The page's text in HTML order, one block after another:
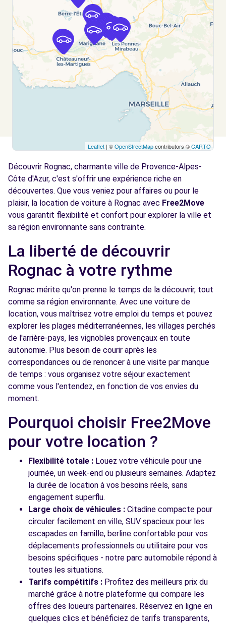
VITROLLES, 13127
Free2move Rent - S&You AIRPORT MRS -
MARIGNANE (C)
km
67 AVENUE DU 8 MAI 1945 - BP 209
Free2move Rent - S&You AIRPORT MRS -
8.1
67 AVENUE DU 8 MAI 1945 - BP 209
MARIGNANE CEDEX, FR-13, 13700
Voir l'agence
Free2move Rent - APS VITROLLES -
VITROLLES (C)
88 BD DE L EUROPE
VITROLLES, 13127
Voir l'agence
Free2move Rent - S&You AIRPORT MRS -
MARIGNANE (P)
8.5
67 AVENUE DU 8 MAI 1945 - BP 209
MARIGNANE, FR-13, 13700
Free2Move Rent - AFAG INNOVATION - LES
PENNES-MIRABEAU (C)
9.4
LES PENNES-MIRABEAU, 13170
Voir l'agence
Voir toutes les agences
Leaflet | ©OpenStreetMapcontributors ©CARTO
Découvrir Rognac, charmante ville de Provence-Alpes-
Côte d'Azur, c'est s'offrir une expérience riche en
découvertes. Que vous veniez pour affaires ou pour le
plaisir, la location de voiture à Rognac avec Free2Move
vous garantit flexibilité et confort pour explorer la ville et
sa région environnante sans contrainte.
La liberté de découvrir
Rognac à votre rythme
Rognac mérite qu'on prenne le temps de la découvrir, tout
comme sa région environnante. Avec une voiture de
location, vous maîtrisez votre emploi du temps et pouvez
explorer les plages méditerranéennes, les villages perchés
de l'arrière-pays, les vignobles provençaux en toute
autonomie. Plus besoin de courir après les
correspondances ou de renoncer à une visite par manque
de temps : vous organisez votre séjour exactement
comme vous l'entendez, en fonction de vos envies du
moment.
Pourquoi choisir Free2Move
pour votre location ?
Flexibilité totale : Louez votre véhicule pour une
journée, un week-end ou plusieurs semaines. Adaptez
la durée de location à vos besoins réels, sans
engagement superflu.
Large choix de véhicules : Citadine compacte pour
circuler facilement en ville, SUV spacieux pour les
escapades en famille, berline confortable pour vos
déplacements professionnels ou utilitaire pour vos
besoins spécifiques - notre parc automobile répond à
toutes les situations.
Tarifs compétitifs : Profitez des meilleurs prix du
marché grâce à notre plateforme qui compare les
offres des loueurs partenaires. Réservez en ligne en
quelques clics et bénéficiez de tarifs transparents,